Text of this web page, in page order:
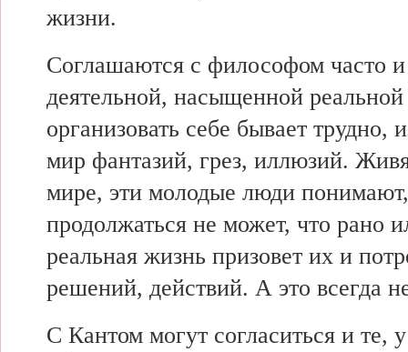
жизни.
Соглашаются с философом часто и
деятельной, насыщенной
организовать себе бывает трудно,
мир фантазий, грез, иллюзий.
мире, эти молодые люди
продолжаться не может, что рано
реальная жизнь призовет их и
решений, действий. А это всегда
С Кантом могут согласиться и те,